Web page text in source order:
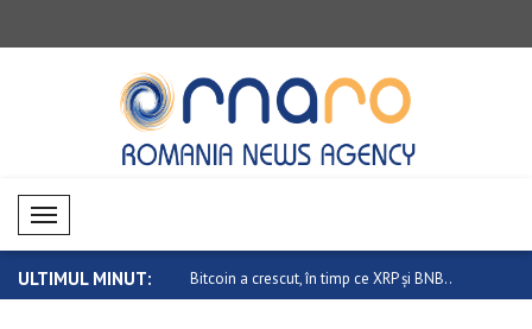
Mobil Menü
ULTIMUL MINUT:
în timp ce XRP și BNB.. Mișcări limitate pe piețele valutare